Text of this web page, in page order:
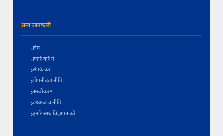
अन्य जानकारी
होम
हमारे बारे में
संपर्क करें
गोपनीयता नीति
अस्वीकरण
तथ्य-जांच नीति
हमारे साथ विज्ञापन करें